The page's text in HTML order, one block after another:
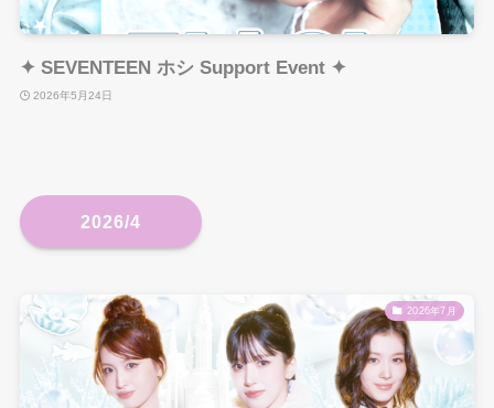
✦ SEVENTEEN ホシ Support Event ✦
2026年5月24日
2026/4
2026年7月